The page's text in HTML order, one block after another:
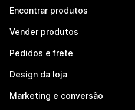
Encontrar produtos
Vender produtos
Pedidos e frete
Design da loja
Marketing e conversão